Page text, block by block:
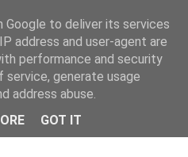
Cante Alentejano
Google to deliver its services
address and user-agent are
performance and security
generate usage
address abuse.
GOT IT